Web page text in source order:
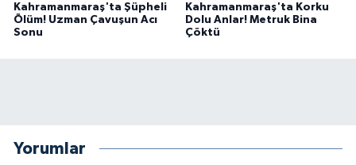
Kahramanmaraş'ta Şüpheli
Ölüm! Uzman Çavuşun Acı
Sonu
Kahramanmaraş'ta Korku
Dolu Anlar! Metruk Bina
Çöktü
Yorumlar
YARIŞMALAR